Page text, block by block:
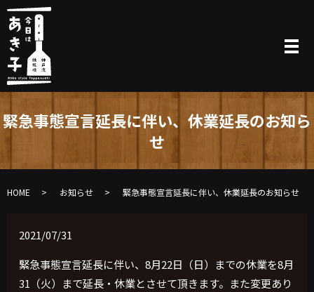
緊急事態宣言延長に伴い、休業延長のお知ら
せ
HOME お知らせ 緊急事態宣言延長に伴い、休業延長のお知らせ
2021/07/31
緊急事態宣言延長に伴い、8月22日（日）までの休業を8月
31（火）まで延長・休業とさせて頂きます。また変更あり